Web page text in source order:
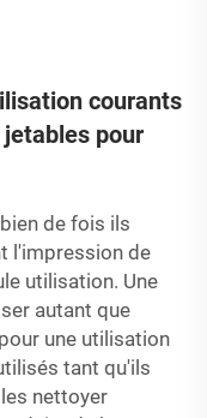
courants
pour
de fois ils
l'impression de
utilisation. Une
autant que
une utilisation
tant qu'ils
nettoyer